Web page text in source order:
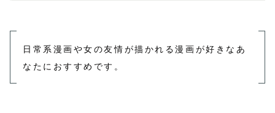
日常系漫画や女の友情が描かれる漫画が好きなあ
なたにおすすめです。